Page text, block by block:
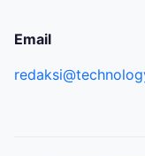
Email